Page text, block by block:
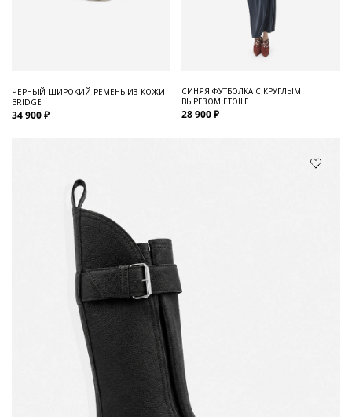
ЧЕРНЫЙ ШИРОКИЙ РЕМЕНЬ ИЗ КОЖИ
BRIDGE
34 900 ₽
СИНЯЯ ФУТБОЛКА С КРУГЛЫМ
ВЫРЕЗОМ ETOILE
28 900 ₽